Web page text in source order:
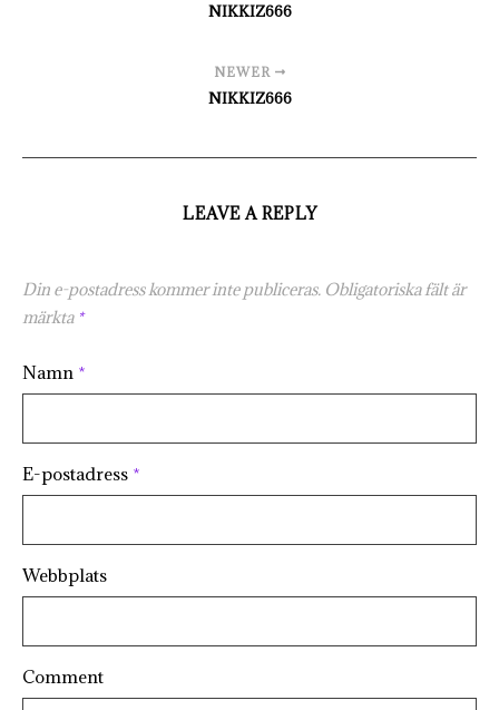
NIKKIZ666
NEWER
NIKKIZ666
LEAVE A REPLY
Din e-postadress kommer inte publiceras. Obligatoriska fält är
märkta *
Namn *
E-postadress *
Webbplats
Comment